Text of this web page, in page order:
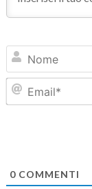
0COMMENTI